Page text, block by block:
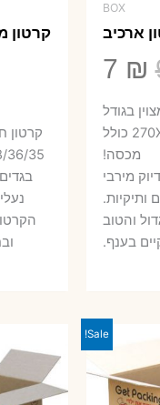
BOX
ארכיב
המחיר
המקורי
היה:
9 ₪.
7 ₪
הנוכחי
הוא:
בגודל
270X320X390 כולל
מכסה!
מירבי
ותיקיות.
והטוב
בענף.
קרטון
Sale!